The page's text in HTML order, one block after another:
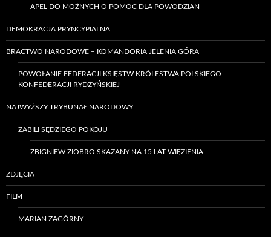
APEL DO MOŻNYCH O POMOC DLA POWODZIAN
DEMOKRACJA PRYNCYPIALNA
BRACTWO NARODOWE – KOMANDORIA JELENIA GÓRA
POWOŁANIE FEDERACJI KSIĘSTW KRÓLESTWA POLSKIEGO
KONFEDERACJI RYDZYŃSKIEJ
NAJWYŻSZY TRYBUNAŁ NARODOWY
ZABILI SĘDZIEGO POKOJU
ZBIGNIEW ZIOBRO SKAZANY NA 15 LAT WIĘZIENIA
ZDJĘCIA
FILM
MARIAN ZAGÓRNY